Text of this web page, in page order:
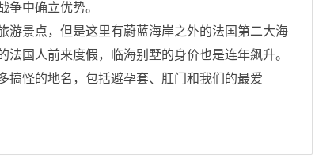
争中确立优势。
景点，但是这里有蔚蓝海岸之外的法国第二大海
国人前来度假，临海别墅的身价也是连年飙升。
怪的地名，包括避孕套、肛门和我们的最爱